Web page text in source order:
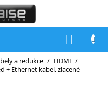
a redukce / HDMI /
+ Ethernet kabel, zlacené